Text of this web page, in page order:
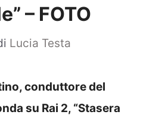
– FOTO
Lucia Testa
conduttore del
su Rai 2, “Stasera